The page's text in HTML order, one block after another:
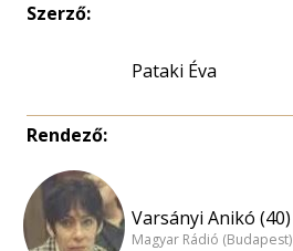
Szerző:
Pataki Éva
Rendező:
Varsányi Anikó (40)
Magyar Rádió (Budapest)